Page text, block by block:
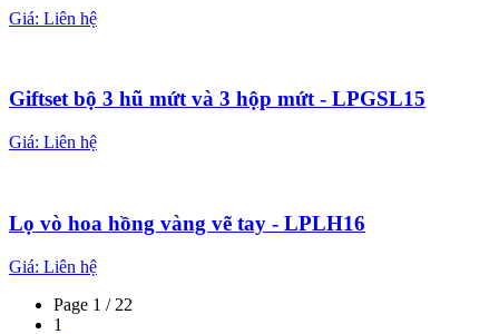
Giá: Liên hệ
Giftset bộ 3 hũ mứt và 3 hộp mứt - LPGSL15
Giá: Liên hệ
Lọ vò hoa hồng vàng vẽ tay - LPLH16
Giá: Liên hệ
Page 1 / 22
1